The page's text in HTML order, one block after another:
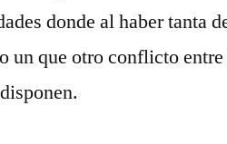
donde al haber tanta
un que otro conflicto